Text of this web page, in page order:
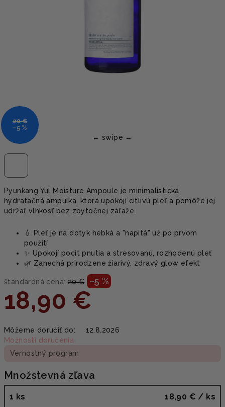
Pyunkang Yul Moisture Ampoule je minimalistická
hydratačná ampulka, ktorá upokojí citlivú pleť a pomôže jej
udržať vlhkosť bez zbytočnej záťaže.
💧 Pleť je na dotyk hebká a "napitá" už po prvom
použití
✨ Upokojí pocit pnutia a stresovanú, rozhodenú pleť
🌿 Zanechá prirodzene žiarivý, zdravý glow efekt
štandardná cena: 20 € –5 %
18,90 €
cena:
Môžeme doručiť do:
12.8.2026
Možnosti doručenia
Vernostný program
Množstevná zľava
1 ks 18,90 € / ks
20 €
–5 %